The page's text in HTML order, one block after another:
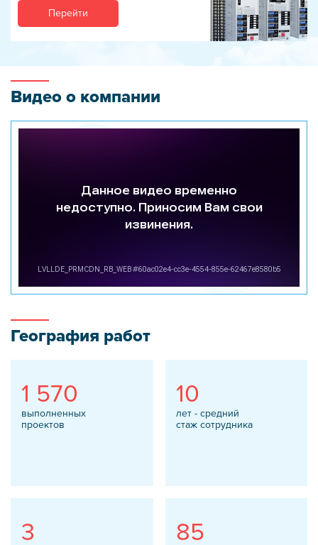
Перейти
Видео о компании
География работ
1 570
выполненных
проектов
10
лет - средний
стаж сотрудника
3 85